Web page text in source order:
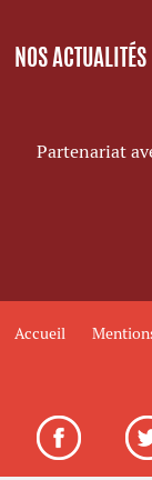
NOS ACTUALITÉS
Partenariat
Accueil